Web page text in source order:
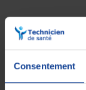
Consentement
En magasin
d'achats